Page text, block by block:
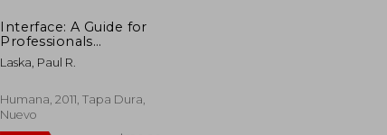
Interface: A Guide for
Professionals
Supporting the
Criminal Justice
Laska, Paul R.
Humana, 2011, Tapa Dura,
Nuevo